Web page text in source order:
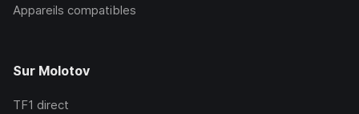
Appareils compatibles
Sur Molotov
TF1 direct